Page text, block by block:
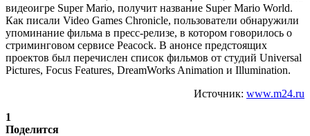
видеоигре Super Mario, получит название Super Mario World.
Как писали Video Games Chronicle, пользователи обнаружили
упоминание фильма в пресс-релизе, в котором говорилось о
стриминговом сервисе Peacock. В анонсе предстоящих
проектов был перечислен список фильмов от студий Universal
Pictures, Focus Features, DreamWorks Animation и Illumination.
Источник: www.m24.ru
1
Поделится